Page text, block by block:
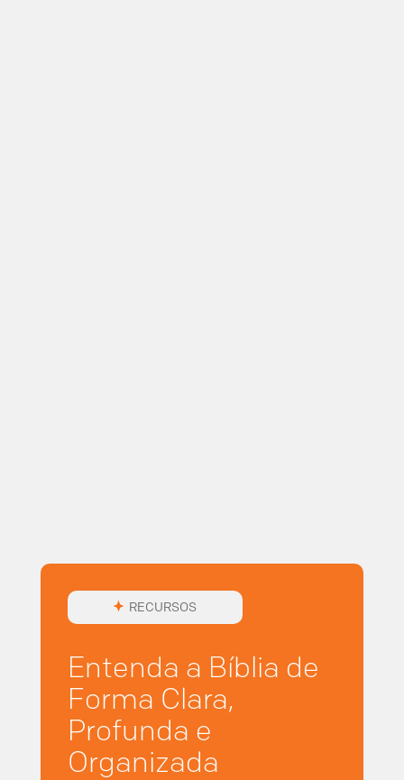
RECURSOS
Entenda a Bíblia de
Forma Clara,
Profunda e
Organizada